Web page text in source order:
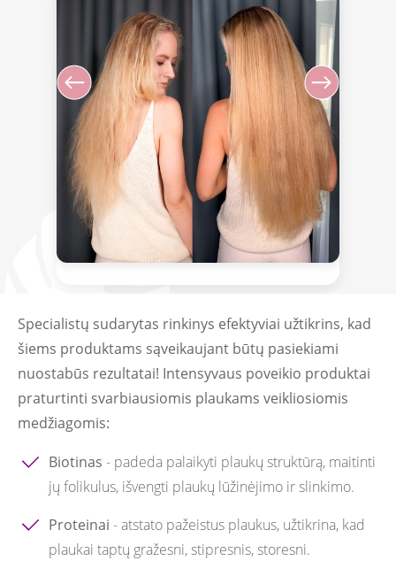
Specialistų sudarytas rinkinys efektyviai užtikrins, kad
šiems produktams sąveikaujant būtų pasiekiami
nuostabūs rezultatai! Intensyvaus poveikio produktai
praturtinti svarbiausiomis plaukams veikliosiomis
medžiagomis:
Biotinas - padeda palaikyti plaukų struktūrą, maitinti
jų folikulus, išvengti plaukų lūžinėjimo ir slinkimo.
Proteinai - atstato pažeistus plaukus, užtikrina, kad
plaukai taptų gražesni, stipresnis, storesni.